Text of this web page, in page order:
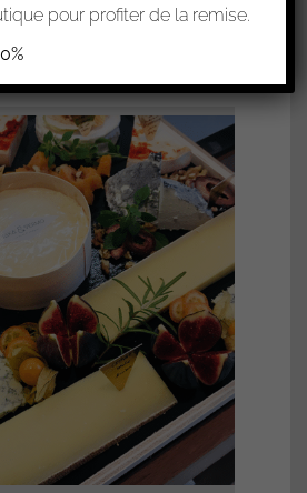
les options
pour profiter de la remise.